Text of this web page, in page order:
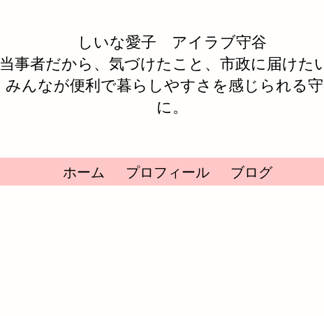
しいな愛子 アイラブ守谷
当事者だから、気づけたこと、市政に届けた
みんなが便利で暮らしやすさを感じられる
に。
ホーム プロフィール ブログ